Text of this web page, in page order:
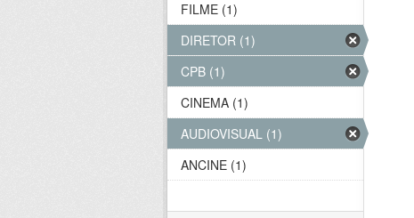
FILME (1)
DIRETOR (1)
CPB (1)
CINEMA (1)
AUDIOVISUAL (1)
ANCINE (1)